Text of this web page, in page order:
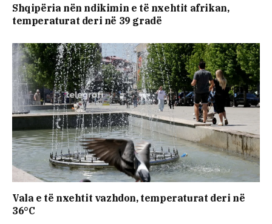
Shqipëria nën ndikimin e të nxehtit afrikan,
temperaturat deri në 39 gradë
Vala e të nxehtit vazhdon, temperaturat deri në
36°C